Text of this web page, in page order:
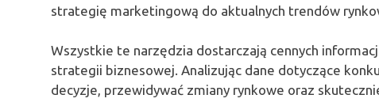
strategię marketingową do aktualnych trendów
Wszystkie te narzędzia dostarczają cennych
strategii biznesowej. Analizując dane dotyczące
decyzje, przewidywać zmiany rynkowe oraz